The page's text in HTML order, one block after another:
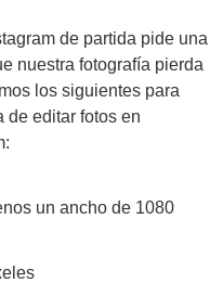
de partida pide una
nuestra fotografía pierda
los siguientes para
de editar fotos en
un ancho de 1080